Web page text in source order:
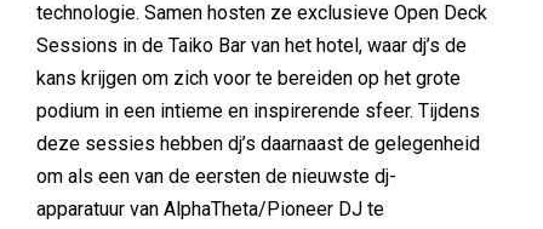
technologie. Samen hosten ze exclusieve Open Deck
Sessions in de Taiko Bar van het hotel, waar dj’s de
kans krijgen om zich voor te bereiden op het grote
podium in een intieme en inspirerende sfeer. Tijdens
deze sessies hebben dj’s daarnaast de gelegenheid
om als een van de eersten de nieuwste dj-
apparatuur van AlphaTheta/Pioneer DJ te